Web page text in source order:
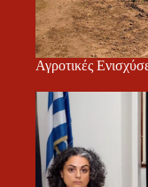
Αγροτικές